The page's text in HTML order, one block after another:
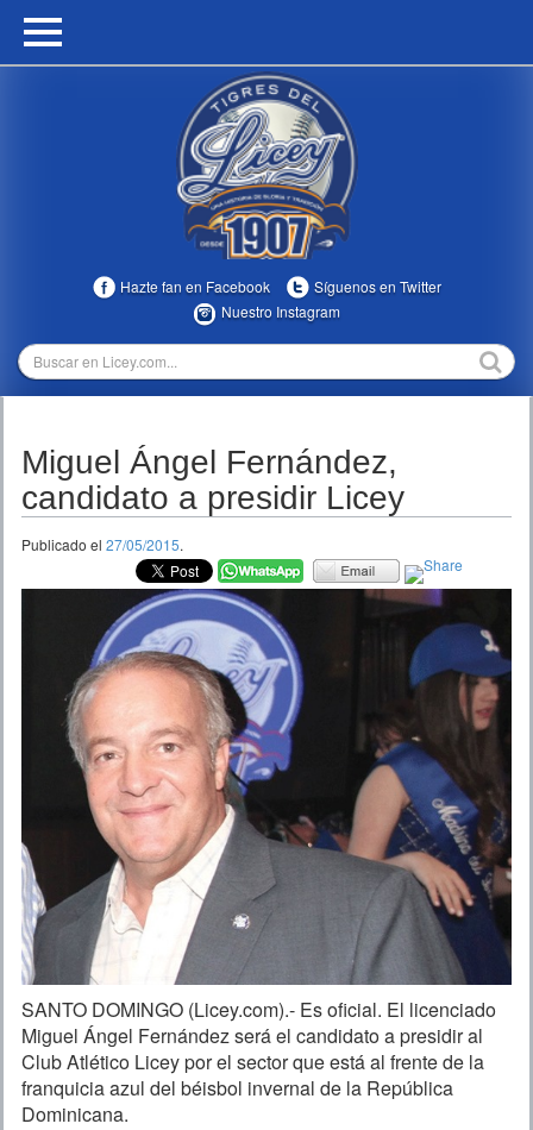
HOME
MULTIMEDIA
TEMPORADAS
Hazte fan en Facebook
Síguenos en Twitter
Nuestro Instagram
Miguel Ángel Fernández,
candidato a presidir Licey
Publicado el 27/05/2015.
SANTO DOMINGO (Licey.com).- Es oficial. El licenciado
Miguel Ángel Fernández será el candidato a presidir al
Club Atlético Licey por el sector que está al frente de la
franquicia azul del béisbol invernal de la República
Dominicana.